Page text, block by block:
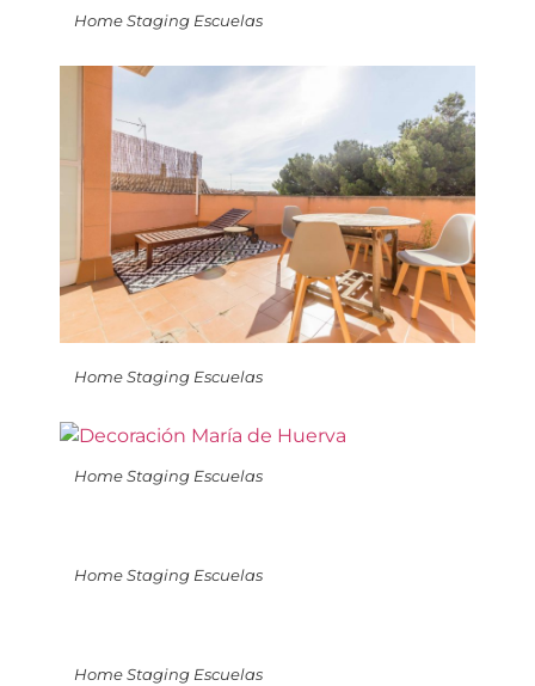
Home Staging Escuelas
Home Staging Escuelas
Home Staging Escuelas
Home Staging Escuelas
Home Staging Escuelas